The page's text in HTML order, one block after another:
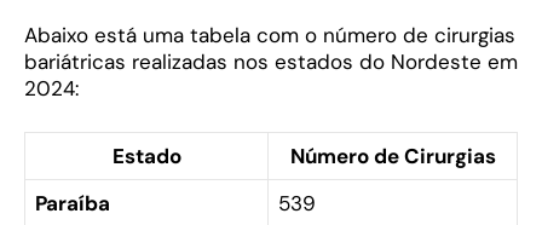
Abaixo está uma tabela com o número de cirurgias
bariátricas realizadas nos estados do Nordeste em
2024:
Estado
Número de Cirurgias
Paraíba
539